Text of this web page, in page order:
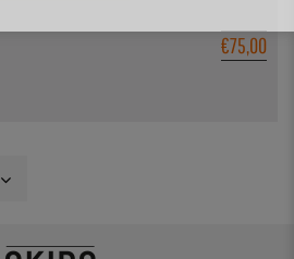
€75,00